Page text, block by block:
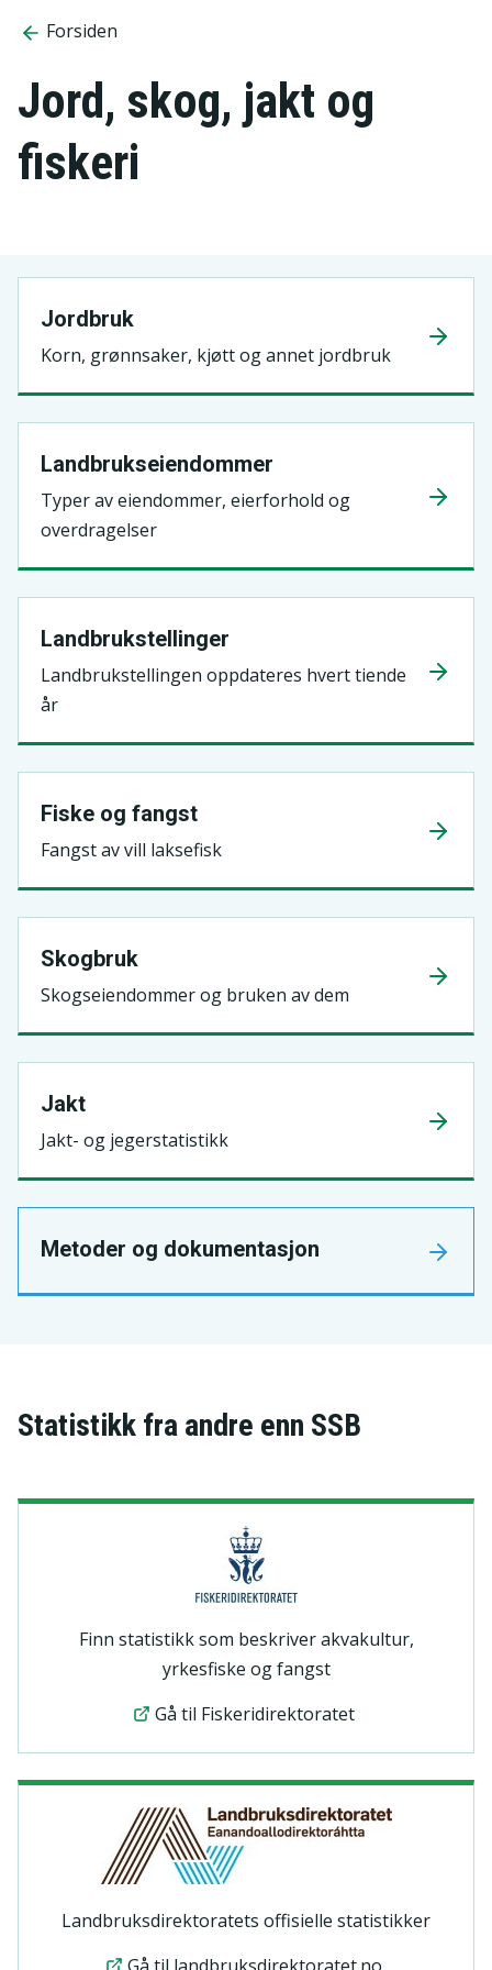
Forsiden
Jord, skog, jakt og
fiskeri
Jordbruk
Korn, grønnsaker, kjøtt og annet jordbruk
Landbrukseiendommer
Typer av eiendommer, eierforhold og
overdragelser
Landbrukstellinger
Landbrukstellingen oppdateres hvert tiende
år
Fiske og fangst
Fangst av vill laksefisk
Skogbruk
Skogseiendommer og bruken av dem
Jakt
Jakt- og jegerstatistikk
Metoder og dokumentasjon
Statistikk fra andre enn SSB
Finn statistikk som beskriver akvakultur,
yrkesfiske og fangst
Gå til Fiskeridirektoratet
Landbruksdirektoratets offisielle statistikker